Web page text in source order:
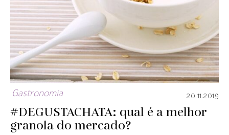
Gastronomia 20.11.2019
#DEGUSTACHATA: qual é a melhor
granola do mercado?